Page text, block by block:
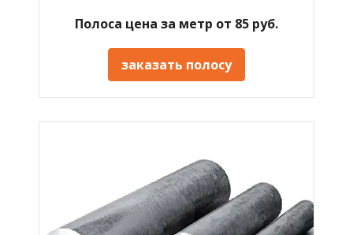
Полоса цена за метр от 85 руб.
заказать полосу